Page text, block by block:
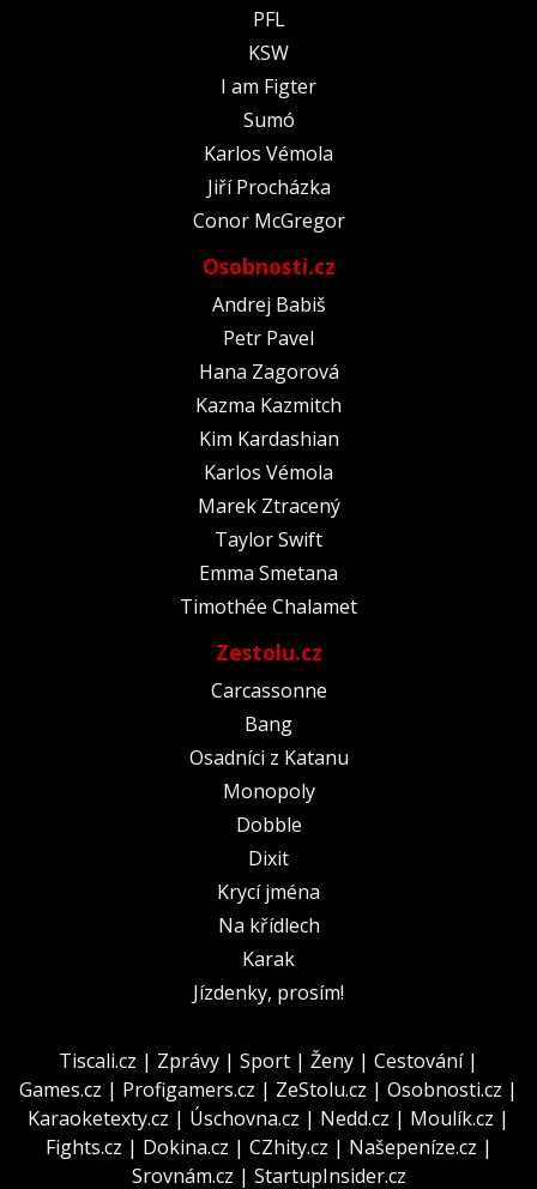
PFL
KSW
I am Figter
Sumó
Karlos Vémola
Jiří Procházka
Conor McGregor
Osobnosti.cz
Andrej Babiš
Petr Pavel
Hana Zagorová
Kazma Kazmitch
Kim Kardashian
Karlos Vémola
Marek Ztracený
Taylor Swift
Emma Smetana
Timothée Chalamet
Zestolu.cz
Carcassonne
Bang
Osadníci z Katanu
Monopoly
Dobble
Dixit
Krycí jména
Na křídlech
Karak
Jízdenky, prosím!
Tiscali.cz | Zprávy | Sport | Ženy | Cestování|
Games.cz | Profigamers.cz | ZeStolu.cz | Osobnosti.cz |
Karaoketexty.cz | Úschovna.cz | Nedd.cz | Moulík.cz |
Fights.cz | Dokina.cz | CZhity.cz | Našepeníze.cz |
Srovnám.cz | StartupInsider.cz